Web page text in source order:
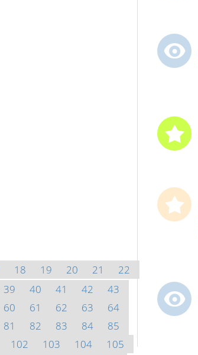
18 19 20 21
22
39 40 41 42
43
60 61 62 63
64
81 82 83 84
85
102 103 104
105